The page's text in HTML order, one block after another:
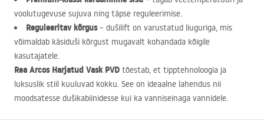
voolutugevuse sujuva ning täpse reguleerimise.
Reguleeritav kõrgus– dušilift on varustatud liuguriga, mis
võimaldab käsiduši kõrgust mugavalt kohandada kõigile
kasutajatele.
Rea Arcos Harjatud Vask PVD tõestab, et tipptehnoloogia ja
luksuslik stiil kuuluvad kokku. See on ideaalne lahendus nii
moodsatesse dušikabiinidesse kui ka vanniseinaga vannidele.